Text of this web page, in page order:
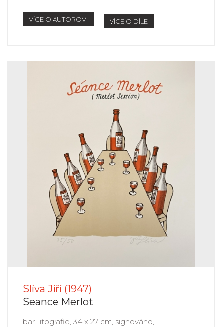
VÍCE O AUTOROVI VÍCE O DÍLE
Slíva Jiří (1947)
Seance Merlot
bar. litografie, 34 x 27 cm, signováno,...